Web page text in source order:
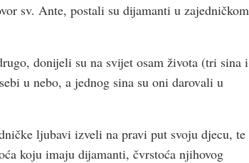
sv. Ante, postali su dijamanti u zajedničkom
donijeli su na svijet osam života (tri sina i
u nebo, a jednog sina su oni darovali u
ljubavi izveli na pravi put svoju djecu, te
koju imaju dijamanti, čvrstoća njihovog